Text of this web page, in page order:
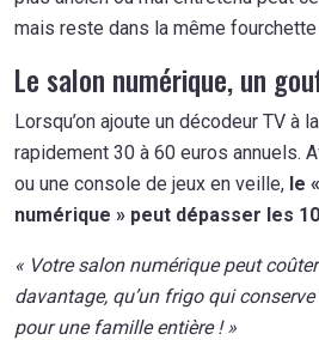
mais reste dans la même fourchette
Le salon numérique, un
Lorsqu’on ajoute un décodeur TV à
rapidement 30 à 60 euros annuels.
ou une console de jeux en veille, le
numérique » peut dépasser les
« Votre salon numérique peut
davantage, qu’un frigo qui
pour une famille entière ! »